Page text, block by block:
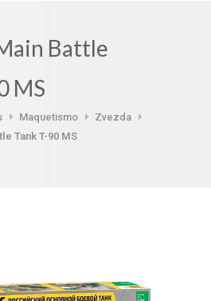
Battle
MS
Maquetismo
Zvezda
Tank T-90 MS